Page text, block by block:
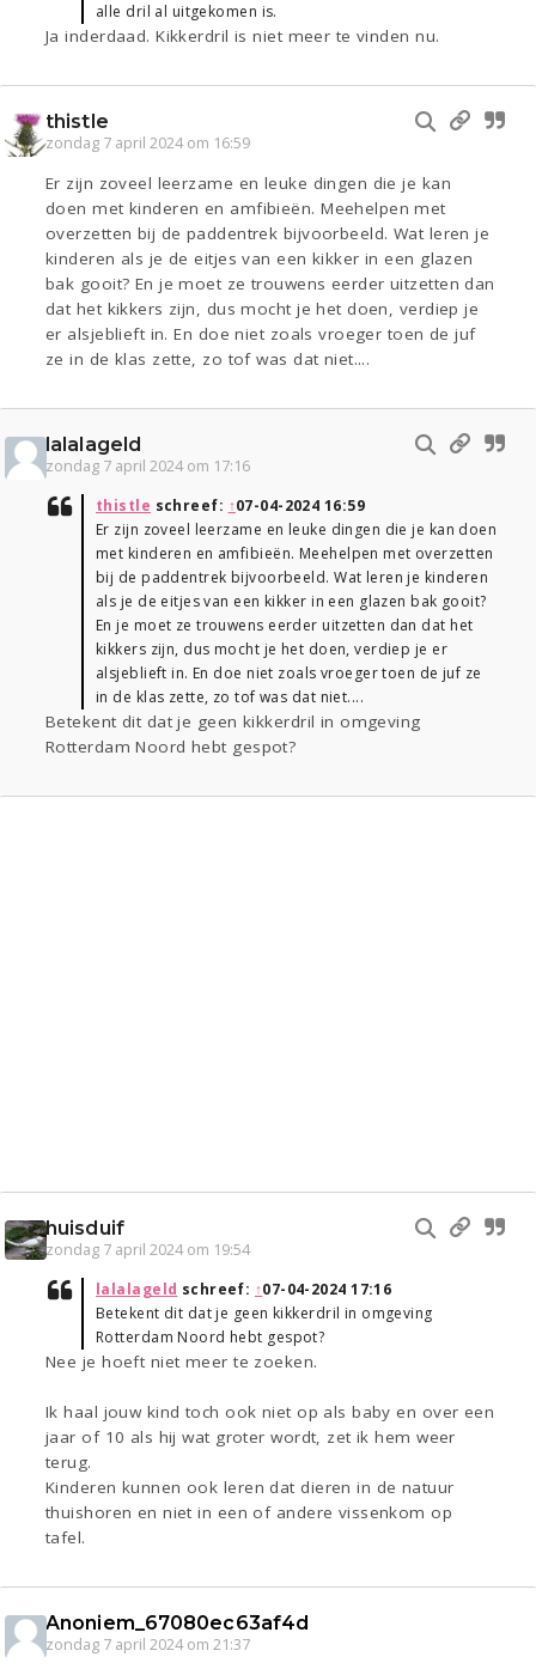
alle dril al uitgekomen is.
Ja inderdaad. Kikkerdril is niet meer te vinden nu.
thistle
zondag 7 april 2024 om 16:59
Er zijn zoveel leerzame en leuke dingen die je kan
doen met kinderen en amfibieën. Meehelpen met
overzetten bij de paddentrek bijvoorbeeld. Wat leren je
kinderen als je de eitjes van een kikker in een glazen
bak gooit? En je moet ze trouwens eerder uitzetten dan
dat het kikkers zijn, dus mocht je het doen, verdiep je
er alsjeblieft in. En doe niet zoals vroeger toen de juf
ze in de klas zette, zo tof was dat niet....
lalalageld
zondag 7 april 2024 om 17:16
thistle schreef: ↑07-04-2024 16:59
Er zijn zoveel leerzame en leuke dingen die je kan doen
met kinderen en amfibieën. Meehelpen met overzetten
bij de paddentrek bijvoorbeeld. Wat leren je kinderen
als je de eitjes van een kikker in een glazen bak gooit?
En je moet ze trouwens eerder uitzetten dan dat het
kikkers zijn, dus mocht je het doen, verdiep je er
alsjeblieft in. En doe niet zoals vroeger toen de juf ze
in de klas zette, zo tof was dat niet....
Betekent dit dat je geen kikkerdril in omgeving
Rotterdam Noord hebt gespot?
huisduif
zondag 7 april 2024 om 19:54
lalalageld schreef: ↑07-04-2024 17:16
Betekent dit dat je geen kikkerdril in omgeving
Rotterdam Noord hebt gespot?
Nee je hoeft niet meer te zoeken.
Ik haal jouw kind toch ook niet op als baby en over een
jaar of 10 als hij wat groter wordt, zet ik hem weer
terug.
Kinderen kunnen ook leren dat dieren in de natuur
thuishoren en niet in een of andere vissenkom op
tafel.
Anoniem_67080ec63af4d
zondag 7 april 2024 om 21:37